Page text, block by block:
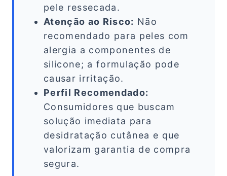
pele ressecada.
Atenção ao Risco: Não
recomendado para peles com
alergia a componentes de
silicone; a formulação pode
causar irritação.
Perfil Recomendado:
Consumidores que buscam
solução imediata para
desidratação cutânea e que
valorizam garantia de compra
segura.